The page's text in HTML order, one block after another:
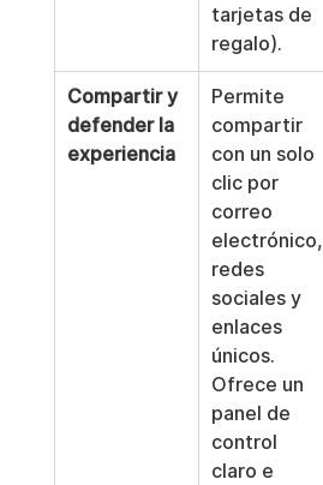
tarjetas de
regalo).
Compartir y
defender la
experiencia
Permite
compartir
con un solo
clic por
correo
electrónico,
redes
sociales y
enlaces
únicos.
Ofrece un
panel de
control
claro e